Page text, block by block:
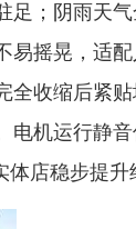
；阴雨天
摇晃，适
收缩后紧
机运行静
店稳步提升